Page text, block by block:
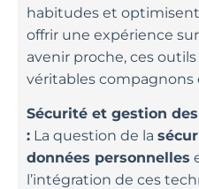
habitudes et
offrir une expérience
avenir proche, ces
véritables compagnons
Sécurité et gestion
: La question de la
données personnelles
l’intégration de ces